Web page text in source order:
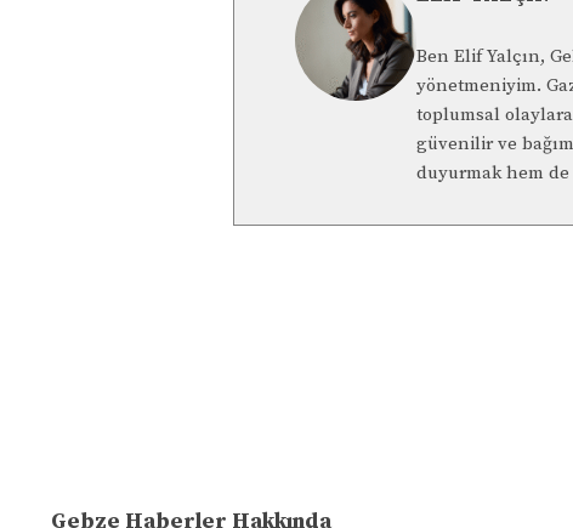
Ben Elif Yalçın,
yönetmeniyim.
toplumsal
güvenilir ve
duyurmak hem
Gebze Haberler Hakkında